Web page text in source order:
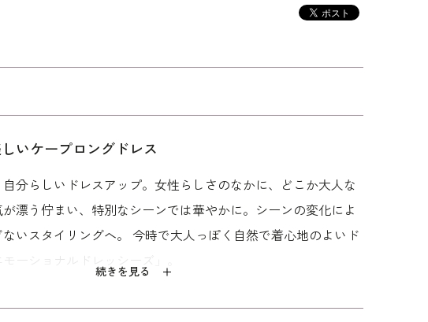
続きを見る
いケープロングドレス
分らしいドレスアップ。女性らしさのなかに、どこか大人な
漂う佇まい、特別なシーンでは華やかに。シーンの変化によ
ないスタイリングへ。 今時で大人っぽく自然で着心地のよいド
ーショナルドレッシーズ」。